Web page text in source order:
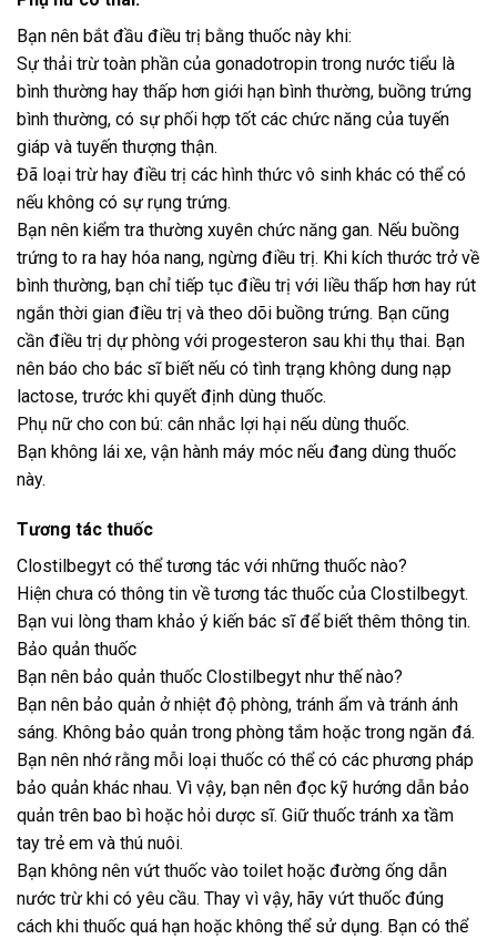
Bạn nên bắt đầu điều trị bằng thuốc này khi:
Sự thải trừ toàn phần của gonadotropin trong nước tiểu là
bình thường hay thấp hơn giới hạn bình thường, buồng trứng
bình thường, có sự phối hợp tốt các chức năng của tuyến
giáp và tuyến thượng thận.
Đã loại trừ hay điều trị các hình thức vô sinh khác có thể có
nếu không có sự rụng trứng.
Bạn nên kiểm tra thường xuyên chức năng gan. Nếu buồng
trứng to ra hay hóa nang, ngừng điều trị. Khi kích thước trở về
bình thường, bạn chỉ tiếp tục điều trị với liều thấp hơn hay rút
ngắn thời gian điều trị và theo dõi buồng trứng. Bạn cũng
cần điều trị dự phòng với progesteron sau khi thụ thai. Bạn
nên báo cho bác sĩ biết nếu có tình trạng không dung nạp
lactose, trước khi quyết định dùng thuốc.
Phụ nữ cho con bú: cân nhắc lợi hại nếu dùng thuốc.
Bạn không lái xe, vận hành máy móc nếu đang dùng thuốc
này.
Tương tác thuốc
Clostilbegyt có thể tương tác với những thuốc nào?
Hiện chưa có thông tin về tương tác thuốc của Clostilbegyt.
Bạn vui lòng tham khảo ý kiến bác sĩ để biết thêm thông tin.
Bảo quản thuốc
Bạn nên bảo quản thuốc Clostilbegyt như thế nào?
Bạn nên bảo quản ở nhiệt độ phòng, tránh ẩm và tránh ánh
sáng. Không bảo quản trong phòng tắm hoặc trong ngăn đá.
Bạn nên nhớ rằng mỗi loại thuốc có thể có các phương pháp
bảo quản khác nhau. Vì vậy, bạn nên đọc kỹ hướng dẫn bảo
quản trên bao bì hoặc hỏi dược sĩ. Giữ thuốc tránh xa tầm
tay trẻ em và thú nuôi.
Bạn không nên vứt thuốc vào toilet hoặc đường ống dẫn
nước trừ khi có yêu cầu. Thay vì vậy, hãy vứt thuốc đúng
cách khi thuốc quá hạn hoặc không thể sử dụng. Bạn có thể